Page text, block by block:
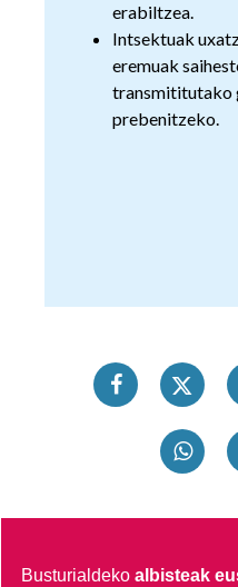
erabiltzea.
Intsektuak
eremuak
transmititutako
prebenitzeko.
Busturialdekoalbisteak